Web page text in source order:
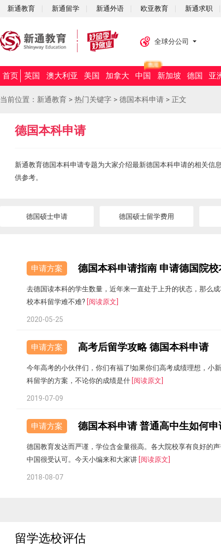
新通教育 新通留学 新通外语 欧亚教育 新通求职
全球分公司
首页 英国 澳大利亚 美国 加拿大 中国 新加坡 德国 亚
当前位置： 新通教育 > 热门关键字 > 德国本科申请 > 正文
德国本科申请
新通教育德国本科申请专题为大家介绍最新德国本科申请的相关
供参考。
德国硕士申请 德国硕士留学费用
申请方案 德国本科申请指南 申请德国院
去德国读本科的学生数量，近年来一直处于上升的状态，那么
校本科留学难不难? [阅读原文]
2020-05-25
申请方案 高考后留学攻略 德国本科申请
今年高考的小伙伴们，你们有福了!如果你们高考成绩理想，小
科留学的方案，不论你的成绩是什 [阅读原文]
2019-07-09
申请方案 德国本科申请 普通高中生如何
德国教育发达而严谨，学位含金量很高。各大院校享有良好的
中国很受认可。今天小编来和大家讲 [阅读原文]
2018-08-07
留学选校评估